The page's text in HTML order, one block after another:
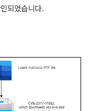
되었습니다.